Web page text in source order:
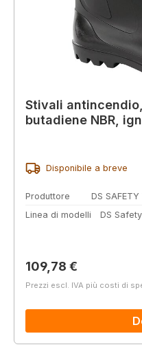
Stivali
butadiene NBR,
Disponibile a breve
Produttore
DS SAFETY
Linea di modelli
DS
Prezzo normale:
109,78 €
Prezzi escl. IVA più costi di